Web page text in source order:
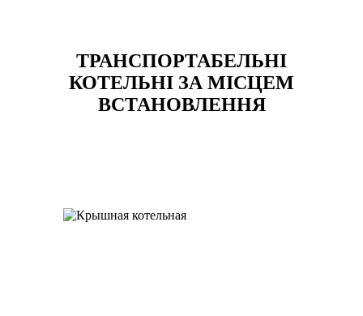
ТРАНСПОРТАБЕЛЬНІ
КОТЕЛЬНІ ЗА МІСЦЕМ
ВСТАНОВЛЕННЯ